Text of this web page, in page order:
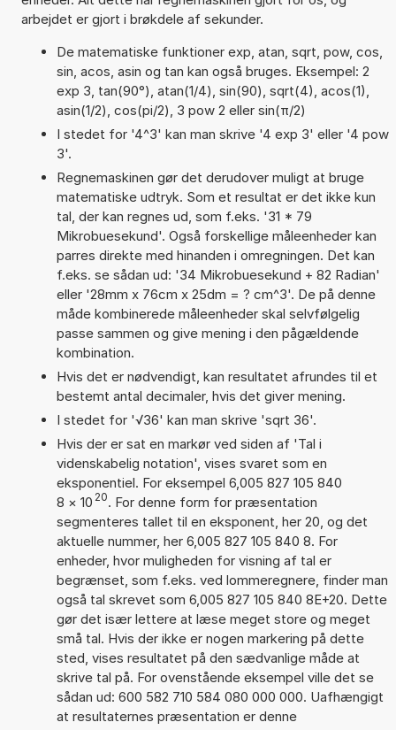
arbejdet er gjort i brøkdele af sekunder.
De matematiske funktioner exp, atan, sqrt, pow, cos,
sin, acos, asin og tan kan også bruges. Eksempel: 2
exp 3, tan(90°), atan(1/4), sin(90), sqrt(4), acos(1),
asin(1/2), cos(pi/2), 3 pow 2 eller sin(π/2)
I stedet for '4^3' kan man skrive '4 exp 3' eller '4 pow
3'.
Regnemaskinen gør det derudover muligt at bruge
matematiske udtryk. Som et resultat er det ikke kun
tal, der kan regnes ud, som f.eks. '31 * 79
Mikrobuesekund'. Også forskellige måleenheder kan
parres direkte med hinanden i omregningen. Det kan
f.eks. se sådan ud: '34 Mikrobuesekund + 82 Radian'
eller '28mm x 76cm x 25dm = ? cm^3'. De på denne
måde kombinerede måleenheder skal selvfølgelig
passe sammen og give mening i den pågældende
kombination.
Hvis det er nødvendigt, kan resultatet afrundes til et
bestemt antal decimaler, hvis det giver mening.
I stedet for '√36' kan man skrive 'sqrt 36'.
Hvis der er sat en markør ved siden af 'Tal i
videnskabelig notation', vises svaret som en
eksponentiel. For eksempel 6,005 827 105 840
8 × 10 20. For denne form for præsentation
segmenteres tallet til en eksponent, her 20, og det
aktuelle nummer, her 6,005 827 105 840 8. For
enheder, hvor muligheden for visning af tal er
begrænset, som f.eks. ved lommeregnere, finder man
også tal skrevet som 6,005 827 105 840 8E+20. Dette
gør det især lettere at læse meget store og meget
små tal. Hvis der ikke er nogen markering på dette
sted, vises resultatet på den sædvanlige måde at
skrive tal på. For ovenstående eksempel ville det se
sådan ud: 600 582 710 584 080 000 000. Uafhængigt
at resultaternes præsentation er denne